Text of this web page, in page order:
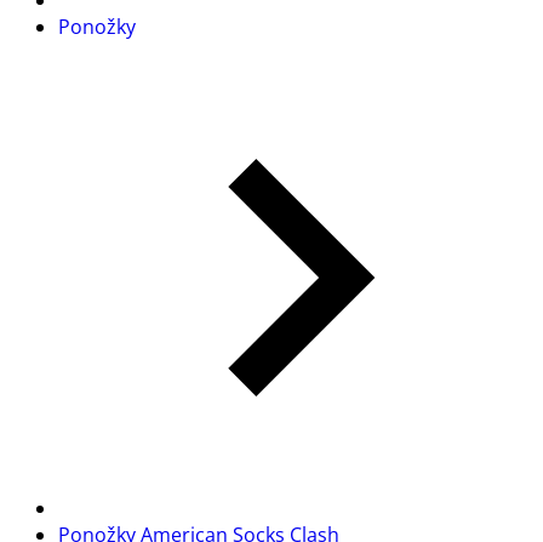
Ponožky
Ponožky American Socks Clash